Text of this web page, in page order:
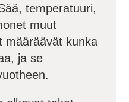
temperatuuri,
muut
määräävät kunka
ja se